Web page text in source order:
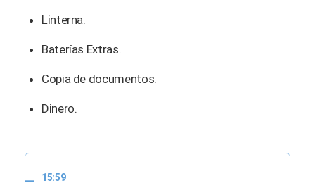
Linterna.
Baterías Extras.
Copia de documentos.
Dinero.
15:59